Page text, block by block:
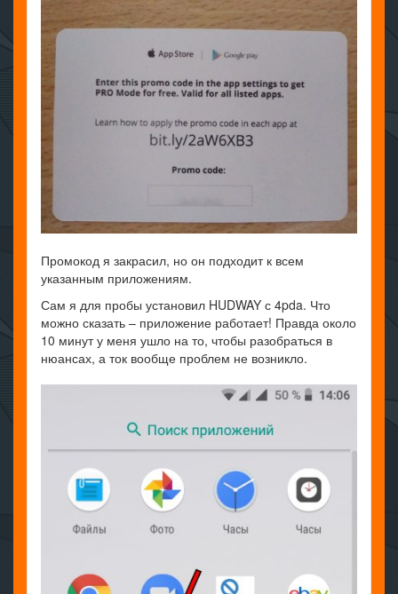
Промокод я закрасил, но он подходит к всем
указанным приложениям.
Сам я для пробы установил HUDWAY с 4pda. Что
можно сказать – приложение работает! Правда около
10 минут у меня ушло на то, чтобы разобраться в
нюансах, а ток вообще проблем не возникло.